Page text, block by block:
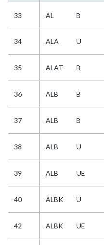
33 AL B
34 ALA U
35 ALAT B
36 ALB B
37 ALB B
38 ALB U
39 ALB UE
40 ALBK U
42 ALBK UE